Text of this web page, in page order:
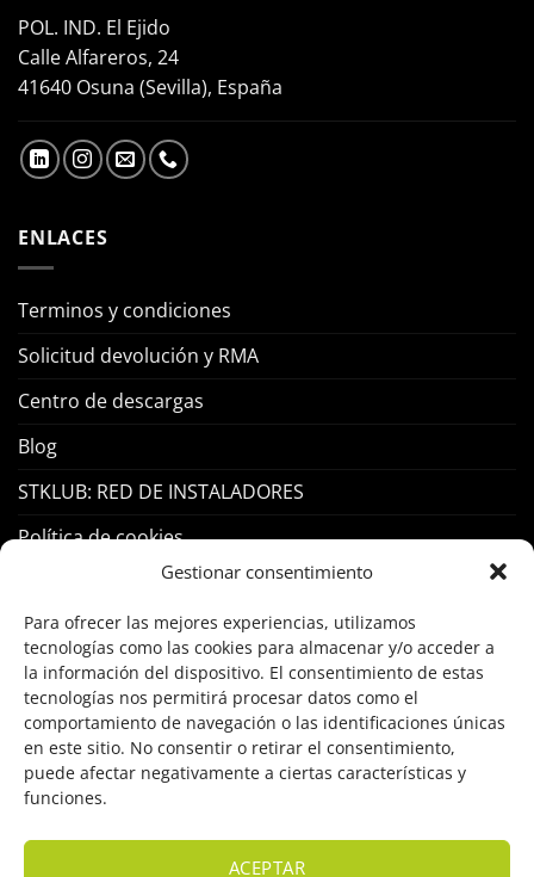
Gestionar consentimiento
Para ofrecer las mejores experiencias, utilizamos
tecnologías como las cookies para almacenar y/o acceder a
la información del dispositivo. El consentimiento de estas
tecnologías nos permitirá procesar datos como el
comportamiento de navegación o las identificaciones únicas
en este sitio. No consentir o retirar el consentimiento,
puede afectar negativamente a ciertas características y
funciones.
ACEPTAR
POL. IND. El Ejido
Calle Alfareros, 24
41640 Osuna (Sevilla), España
ENLACES
Terminos y condiciones
Solicitud devolución y RMA
Centro de descargas
Blog
STKLUB: RED DE INSTALADORES
Política de cookies
Control Acceso
Hogar Inteligente
Incendio
Intrusión